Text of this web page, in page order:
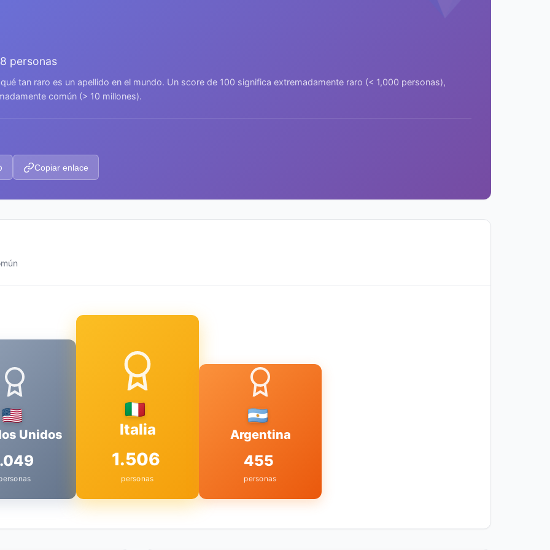
personas
tan raro es un apellido en el mundo. Un score de 100 significa extremadamente raro (< 1,000 personas),
común (> 10 millones).
Copiar enlace
Unidos Italia
1.506
personas
Argentina
455
personas